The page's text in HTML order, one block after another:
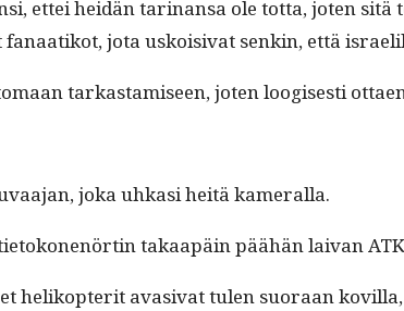
ettei hei­dän tari­nansa ole tot­ta, joten
jota uskoisi­vat senkin, että
tarkas­tamiseen, joten loogis­es­ti
joka uhkasi heitä kameralla.
takaapäin päähän laivan
helikopter­it ava­si­vat tulen suo­raan